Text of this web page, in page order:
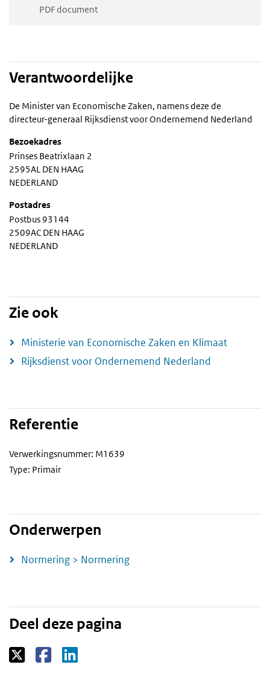
PDF document
Verantwoordelijke
De Minister van Economische Zaken, namens deze de
directeur-generaal Rijksdienst voor Ondernemend Nederland
Bezoekadres
Prinses Beatrixlaan 2
2595AL DEN HAAG
NEDERLAND
Postadres
Postbus 93144
2509AC DEN HAAG
NEDERLAND
Zie ook
Ministerie van Economische Zaken en Klimaat
Rijksdienst voor Ondernemend Nederland
Referentie
Verwerkingsnummer: M1639
Type: Primair
Onderwerpen
Normering > Normering
Deel deze pagina